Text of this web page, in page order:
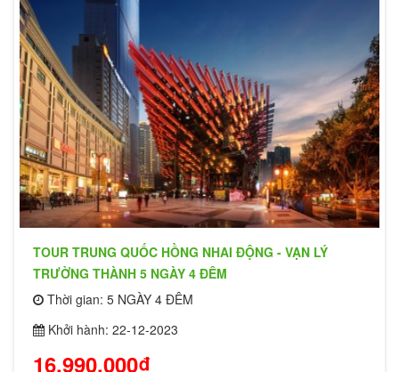
TOUR TRUNG QUỐC HỒNG NHAI ĐỘNG - VẠN LÝ
TRƯỜNG THÀNH 5 NGÀY 4 ĐÊM
Thời gian: 5 NGÀY 4 ĐÊM
Khởi hành: 22-12-2023
16,990,000₫